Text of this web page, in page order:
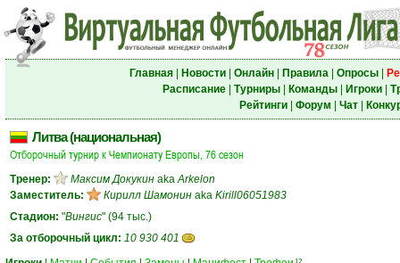
Главная| Новости| Онлайн| Правила| Опросы|
Расписание| Турниры| Команды| Игроки|
Рейтинги| Форум Чат|
Литва (национальная)
Отборочный турнир к Чемпионату Европы, 76 сезон
Тренер: Максим Докукин akaArkelon
Заместитель:
Кирилл Шамонин aka Kirill06051983
Стадион: "Вингис" (94 тыс.)
За отборочный цикл: 10 930 401